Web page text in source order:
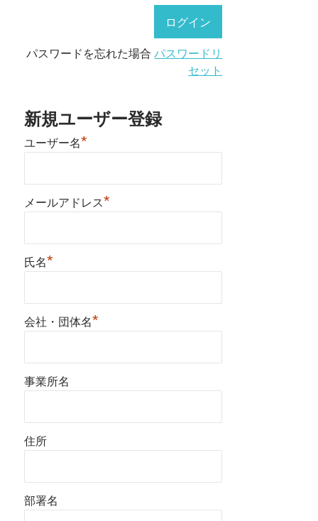
パスワードを忘れた場合パスワードリ
セット
新規ユーザー登録
ユーザー名*
メールアドレス*
氏名*
会社・団体名*
事業所名
住所
部署名